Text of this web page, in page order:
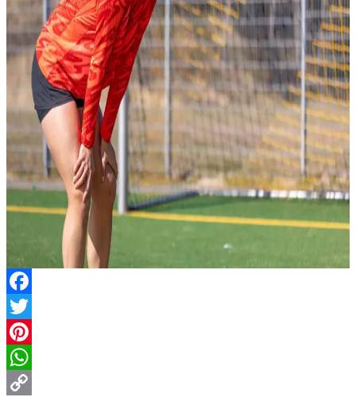
Facebook
Twitter
Pinterest
WhatsApp